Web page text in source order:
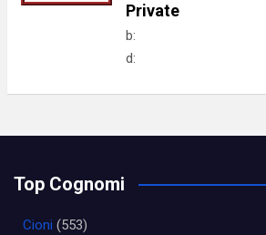
Private
b:
d:
Top Cognomi
Cioni (553)